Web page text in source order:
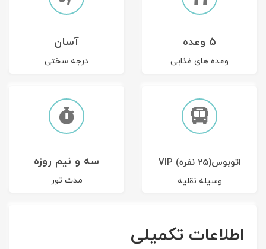
آسان
درجه سختی
5 وعده
وعده های غذایی
سه و نیم روزه
مدت تور
اتوبوس(25 نفره) VIP
وسیله نقلیه
اطلاعات تکمیلی